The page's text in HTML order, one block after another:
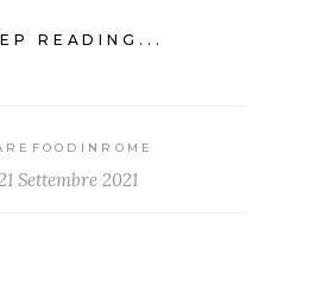
READING...
21 Settembre 2021